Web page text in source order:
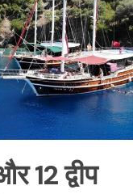
12 द्वीप